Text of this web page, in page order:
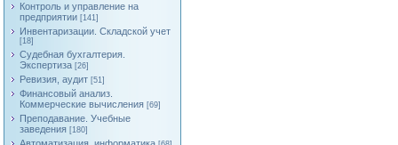
Контроль и управление на
предприятии [141]
Инвентаризации. Складской учет
[18]
Судебная бухгалтерия.
Экспертиза [26]
Ревизия, аудит [51]
Финансовый анализ.
Коммерческие вычисления [69]
Преподавание. Учебные
заведения [180]